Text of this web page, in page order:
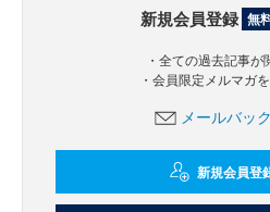
新規会員登録 無
・全ての過去記事
・会員限定メルマガ
メールバッ
新規会員登